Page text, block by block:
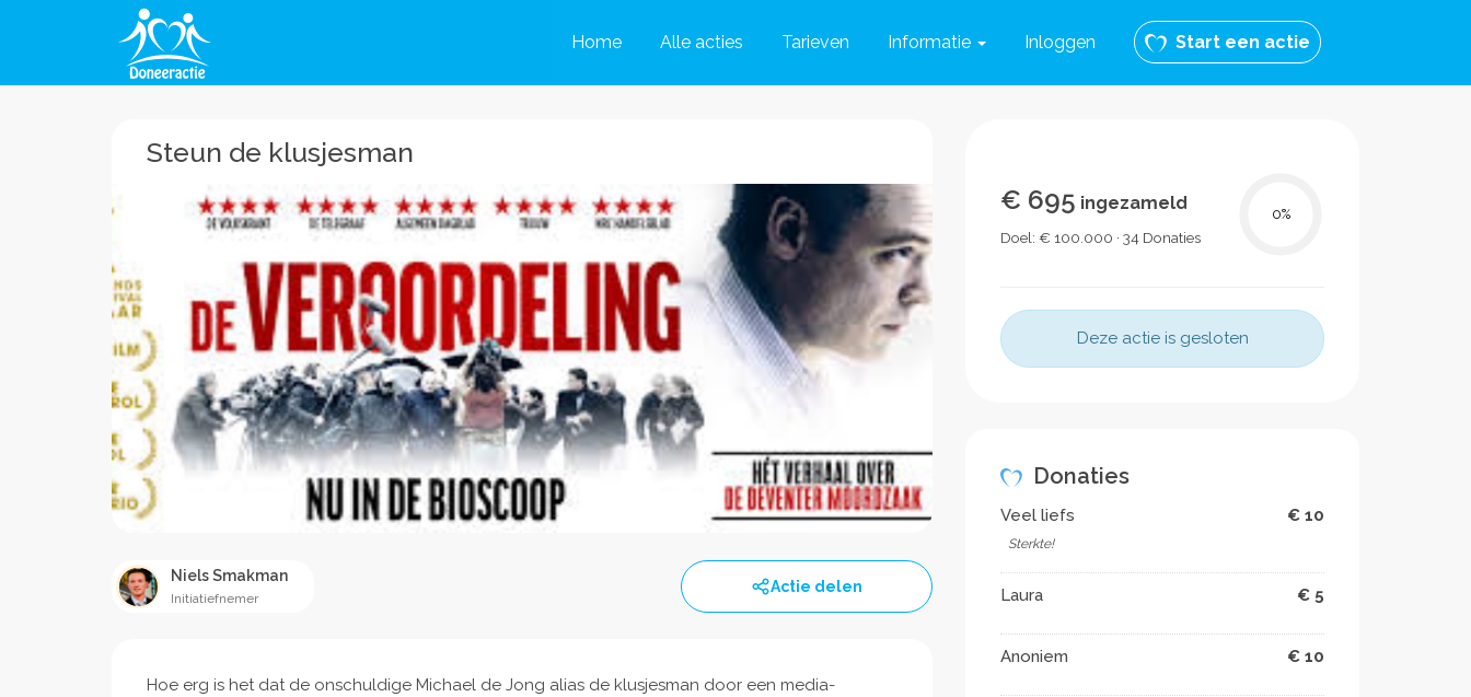
Home Alle acties Tarieven Informatie Inloggen Start een actie
Steun de klusjesman
Niels Smakman
Initiatiefnemer
Actie delen
Hoe erg is het dat de onschuldige Michael de Jong alias de klusjesman door een media-
€ 695 ingezameld
Doel: € 100.000 · 34 Donaties
0%
Deze actie is gesloten
Donaties
Veel liefs € 10
Sterkte!
Laura € 5
Anoniem € 10